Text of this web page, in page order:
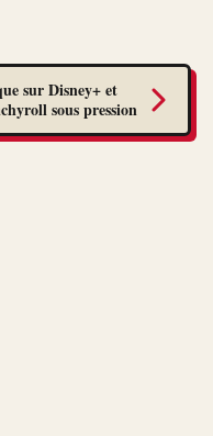
sur Disney+ et
sous pression